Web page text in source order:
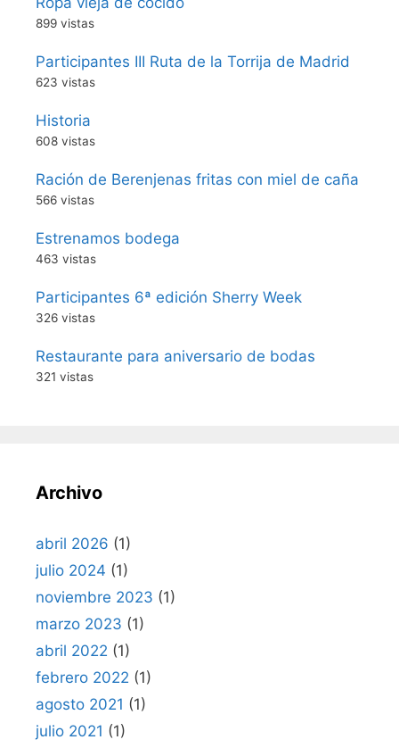
899 vistas
Participantes III Ruta de la Torrija de Madrid
623 vistas
Historia
608 vistas
Ración de Berenjenas fritas con miel de caña
566 vistas
Estrenamos bodega
463 vistas
Participantes 6ª edición Sherry Week
326 vistas
Restaurante para aniversario de bodas
321 vistas
Archivo
abril 2026 (1)
julio 2024 (1)
noviembre 2023 (1)
marzo 2023 (1)
abril 2022 (1)
febrero 2022 (1)
agosto 2021 (1)
julio 2021 (1)